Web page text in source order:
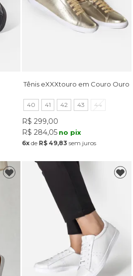
Tênis eXXXtouro em Couro Ouro
40 41 42 43 44
R$ 299,00
R$ 284,05 no pix
6x de R$ 49,83 sem juros